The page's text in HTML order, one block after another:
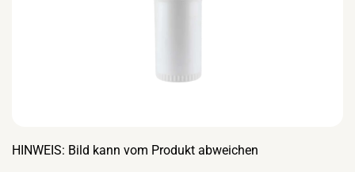
HINWEIS: Bild kann vom Produkt abweichen